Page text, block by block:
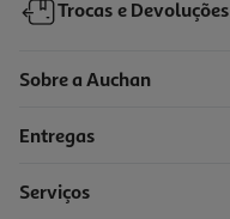
Trocas e Devoluções
Sobre a Auchan
Entregas
Serviços